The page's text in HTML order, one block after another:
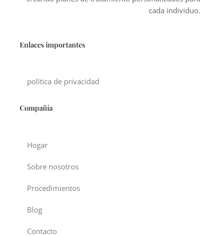
cada individuo.
Enlaces importantes
política de privacidad
Compañía
Hogar
Sobre nosotros
Procedimientos
Blog
Contacto